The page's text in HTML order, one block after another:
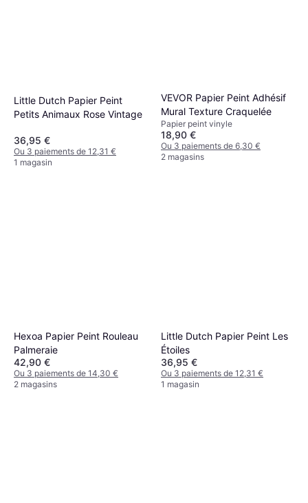
Little Dutch Papier Peint
Petits Animaux Rose Vintage
36,95 €
Ou 3 paiements de 12,31 €
1 magasin
VEVOR Papier Peint Adhésif
Mural Texture Craquelée
Papier peint vinyle
18,90 €
Ou 3 paiements de 6,30 €
2 magasins
Hexoa Papier Peint Rouleau
Palmeraie
42,90 €
Ou 3 paiements de 14,30 €
2 magasins
Little Dutch Papier Peint Les
Étoiles
36,95 €
Ou 3 paiements de 12,31 €
1 magasin